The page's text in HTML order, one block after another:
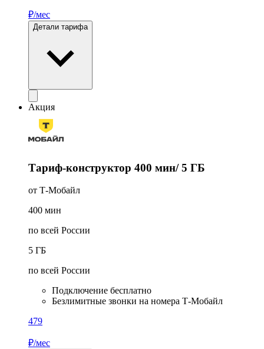
₽/мес
Детали тарифа
Акция
Тариф-конструктор 400 мин/ 5 ГБ
от Т‑Мобайл
400 мин
по всей России
5 ГБ
по всей России
Подключение бесплатно
Безлимитные звонки на номера Т‑Мобайл
479
₽/мес